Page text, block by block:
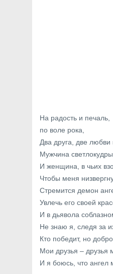
На радость и печаль,
по воле рока,
Два друга, две
Мужчина
И женщина, в чьих
Чтобы меня
Стремится демон
Увлечь его своей
И в дьявола
Не знаю я, следя за
Кто победит, но
Мои друзья – друзья
И я боюсь, что ангел